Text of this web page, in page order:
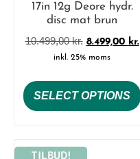
17in 12g Deore hydr.
disc mat brun
10.499,00kr. 8.499,00 kr.
inkl. 25% moms
SELECT OPTIONS
TILBUD!